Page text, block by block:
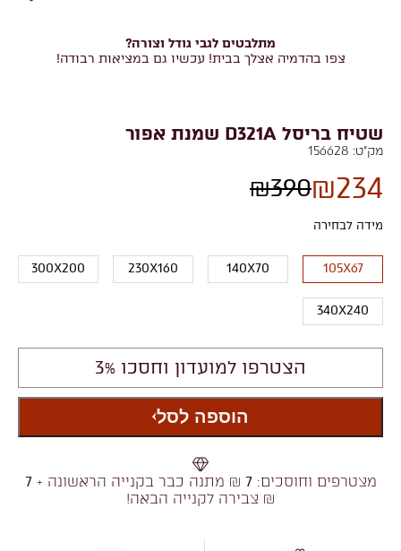
שטיח בריסל D321A שמנת אפור
מק"ט: 156628
₪390₪234
מידה לבחירה
105X67
140X70
230X160
300X200
340X240
הצטרפו למועדון וחסכו 3%
הוספה לסל
מצטרפים וחוסכים:7 ₪ מתנה כבר בקנייה הראשונה +7
₪ צבירה לקנייה הבאה!
מתלבטים לגבי גודל וצורה?
צפו בהדמיה אצלך בבית! עכשיו גם במציאות רבודה!